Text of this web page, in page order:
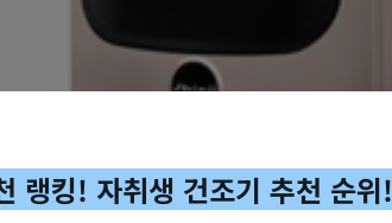
조기, 갓성비
랭킹! 자취생 건조기 추천 순위!